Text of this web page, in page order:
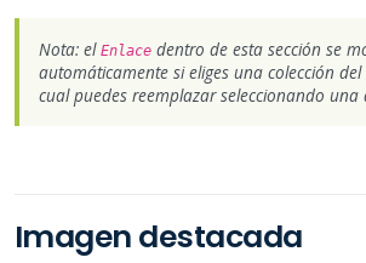
Nota: el Enlace dentro de esta sección se
automáticamente si eliges una colección del
cual puedes reemplazar seleccionando una
Imagen destacada